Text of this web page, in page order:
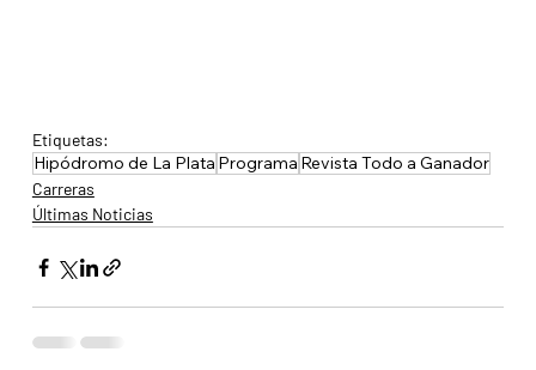
Etiquetas:
Hipódromo de La Plata Programa Revista Todo a Ganador
Carreras
Últimas Noticias